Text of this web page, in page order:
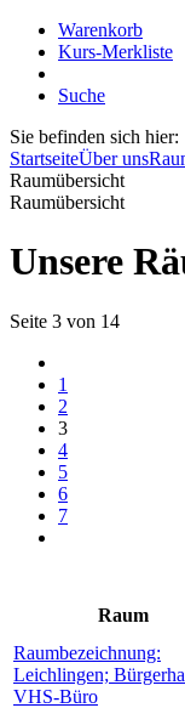
Warenkorb
Kurs-Merkliste
Suche
Sie befinden sich hier:
StartseiteÜber uns
Raumübersicht
Raumübersicht
Unsere
Seite 3 von 14
1
2
3
4
5
6
7
Raum
Raumbezeichnung:
Leichlingen;
VHS-Büro